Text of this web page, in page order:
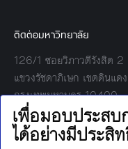
ติดต่อมหาวิทยาลัย
126/1 ซอยวิภาวดีรังสิต 2
แขวงรัชดาภิเษก เขตดินแดง
กรุงเทพมหานคร 10400
โทร:
02-697-6000